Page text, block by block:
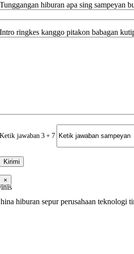
Tunggangan hiburan apa sing sampeyan
Intro ringkes kanggo pitakon babagan
Ketik jawaban 3 + 7
×
hiburan sepur perusahaan teknologi